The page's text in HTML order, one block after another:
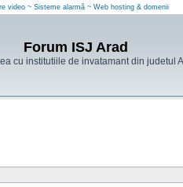
video ~ Sisteme alarmă ~ Web hosting & domenii
Forum ISJ Arad
cu institutiile de invatamant din judetul